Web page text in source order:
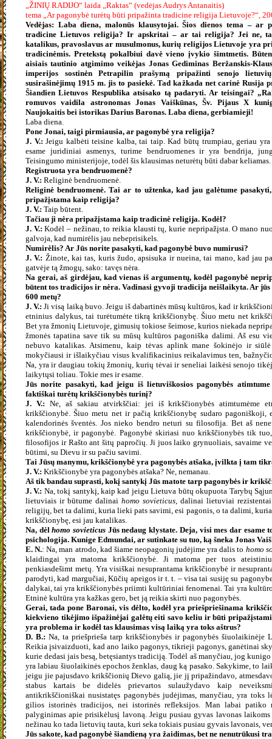
„ŽINIŲ RADIJO“ laida „Raktas“ (vedėjas Audrys Antanaitis)
tema „Ar pagonybė turėtų būti pripažinta tradicine religija Lietuvoje?“,
Vedėjas: Laba diena, malonūs klausytojai. Šios dienos tema – ar
tradicine Lietuvos religija? Ir apskritai – ar tai religija? Jei ne,
katalikus, pravoslavus ar musulmonus, kurių religijos Lietuvoje yra
tradicinėmis. Pretekstą pokalbiui davė vieno įvykio šimtmetis.
aisiais tautinio atgimimo veikėjas Jonas Gediminas Beržanskis-
imperijos sostinėn Petrapilin prašymą pripažinti senojo
susirašinėjimų 1915 m. jis to pasiekė. Tad kažkada net carinė Rusija
Šiandien Lietuvos Respublika atsisako tą padaryti. Ar teisingai?
romuvos vaidila astronomas Jonas Vaiškūnas, Šv. Pijaus X
Naujokaitis bei istorikas Darius Baronas. Laba diena, gerbiamieji!
Laba diena.
Pone Jonai, taigi pirmiausia, ar pagonybė yra religija?
J. V.: Jeigu kalbėti teisine kalba, tai taip. Kad būtų trumpiau, geriau
esame juridiniai asmenys, turime bendruomenes ir yra bendrija,
Teisingumo ministerijoje, todėl šis klausimas neturėtų būti dabar keliamas.
Registruota yra bendruomenė?
J. V.: Religinė bendruomenė.
Religinė bendruomenė. Tai ar to užtenka, kad jau galėtume
pripažįstama kaip religija?
J. V.: Taip būtent.
Tačiau ji nėra pripažįstama kaip tradicinė religija. Kodėl?
J. V.: Kodėl – nežinau, to reikia klausti tų, kurie nepripažįsta. O mano
galvoja, kad numirėlis jau nebeprisikels.
Numirėlis? Ar Jūs norite pasakyti, kad pagonybė buvo numirusi?
J. V.: Žinote, kai tas, kuris žudo, apsisuka ir nueina, tai mano, kad jau
gatvėje tą žmogų, sako: tavęs nėra.
Na gerai, aš girdėjau, kad vienas iš argumentų, kodėl pagonybė
būtent tos tradicijos ir nėra. Vadinasi gyvoji tradicija neišlaikyta. Ar
600 metų?
J. V.: Ji visą laiką buvo. Jeigu iš dabartinės mūsų kultūros, kad ir
etninius dalykus, tai turėtumėte tikrą krikščionybę. Šiuo metu net
Bet yra žmonių Lietuvoje, gimusių tokiose šeimose, kurios niekada
žmonės tapatina save tik su mūsų kultūros pagoniška dalimi. Aš esu
nebuvo katalikas. Atsimenu, kaip tėvas aplink mane šokinėjo ir
mokyčiausi ir išlaikyčiau visus kvalifikacinius reikalavimus ten,
Na, yra ir daugiau tokių žmonių, kurių tėvai ir seneliai laikėsi senojo
laikytųsi toliau. Tokie mes ir esame.
Jūs norite pasakyti, kad jeigu iš lietuviškosios pagonybės
faktiškai turėtų krikščionybės turinį?
J. V.: Ne, aš sakiau atvirkščiai: jei iš krikščionybės atimtumėme
krikščionybė. Šiuo metu net ir pačią krikščionybę sudaro pagoniškoji,
kalendorinės šventės. Jos nieko bendro neturi su filosofija. Bet aš
krikščionybė, ir pagonybė. Pagonybė skiriasi nuo krikščionybės tik
filosofijos ir Rašto ant šitų papročių. Ji juos laiko grynuoliais, savaime
būtimi, su Dievu ir su pačiu savimi.
Tai Jūsų manymu, krikščionybė yra pagonybės atšaka, įvilkta į tam
J. V.: Krikščionybė yra pagonybės atšaka? Ne, nemanau.
Aš tik bandau suprasti, kokį santykį Jūs matote tarp pagonybės ir
J. V.: Na, tokį santykį, kaip kad jeigu Lietuva būtų okupuota Tarybų
lietuviais ir būtume dalinai homo sovieticus, dalinai lietuviai
religijų, bet ta dalimi, kuria lieki pats savimi, esi pagonis, o ta dalimi,
krikščionybę, esi jau katalikas.
Na, dėlhomo sovieticus Jūs nedaug klystate. Deja, visi mes dar esame
psichologija. Kunige Edmundai, ar sutinkate su tuo, ką šneka Jonas
E. N.: Na, man atrodo, kad šiame neopagonių judėjime yra dalis to homo
klaidingai yra matoma krikščionybė. Ji matoma per tuos
penkiasdešimt metų. Yra visiškai nesuprantama krikščionybė ir
parodyti, kad margučiai, Kūčių apeigos ir t. t. – visa tai susiję su
dalykai, tai yra krikščionybės priimti kultūriniai fenomenai. Tai yra
Etninė kultūra yra kažkas gero, bet ją reikia skirti nuo pagonybės.
Gerai, tada pone Baronai, vis dėlto, kodėl yra priešpriešinama
kiekvieno tikėjimo išpažinėjai galėtų eiti savo keliu ir būti
yra problema ir kodėl tas klausimas visą laiką yra toks aštrus?
D. B.: Na, ta priešprieša tarp krikščionybės ir pagonybės šiuolaikinėje
Reikia įsivaizduoti, kad ano laiko pagonys, tikrieji pagonys, ganėtinai
kurie dedasi jais besą, betęsiantys tradiciją. Todėl aš manyčiau, jog
yra labiau šiuolaikinės epochos ženklas, daug ką pasako. Sakykime, to
jeigu jie pajusdavo krikščionių Dievo galią, jie jį pripažindavo,
stabus kartais be didelės prievartos sulaužydavo kaip
antikrikščioniškai nusistatęs pagonybės judėjimas, manyčiau, yra toks
gilios istorinės tradicijos, nei istorinės refleksijos. Man labai patiko
palyginimas apie prisikėlusį lavoną. Jeigu pusiau gyvas lavonas
nežinau ko tada lietuvių tauta, kuri seka tokiais pusiau gyvais lavonais,
Jūs sakote, kad pagonybė šiandieną yra žaidimas, bet ne nenutrūkusi